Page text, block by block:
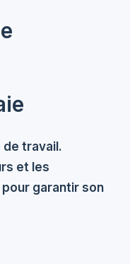
de travail.
et les
garantir son